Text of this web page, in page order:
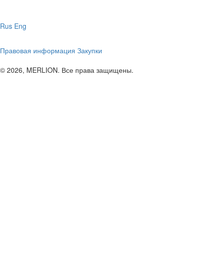
Rus Eng
Правовая информация Закупки
© 2026, MERLION. Все права защищены.